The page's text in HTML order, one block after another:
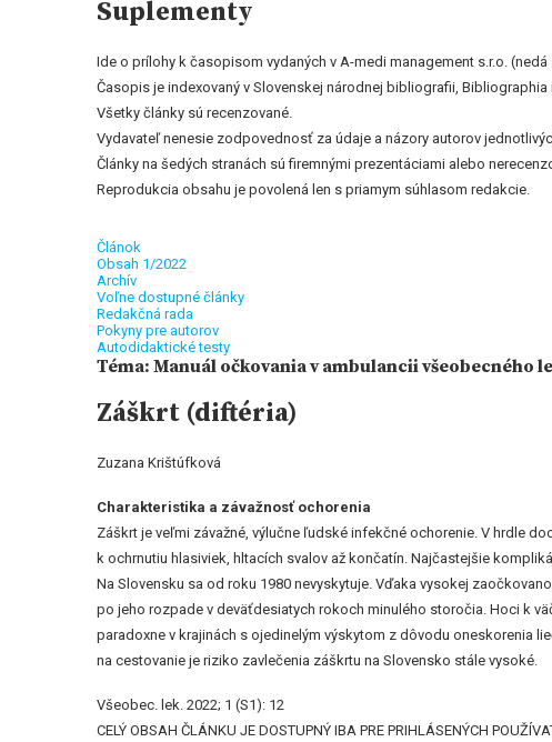
Suplementy
Ide o prílohy k časopisom vydaných v A-medi management s.r.o.
Časopis je indexovaný v Slovenskej národnej bibliografii,
Všetky články sú recenzované.
Vydavateľ nenesie zodpovednosť za údaje a názory autorov
Články na šedých stranách sú firemnými prezentáciami alebo
Reprodukcia obsahu je povolená len s priamym súhlasom redakcie.
Článok
Obsah 1/2022
Archív
Voľne dostupné články
Redakčná rada
Pokyny pre autorov
Autodidaktické testy
Téma: Manuál očkovania v ambulancii všeobecného
Záškrt (diftéria)
Zuzana Krištúfková
Charakteristika a závažnosť ochorenia
Záškrt je veľmi závažné, výlučne ľudské infekčné ochorenie. V hrdle
k ochrnutiu hlasiviek, hltacích svalov až končatín. Najčastejšie
Na Slovensku sa od roku 1980 nevyskytuje. Vďaka vysokej
po jeho rozpade v deväťdesiatych rokoch minulého storočia. Hoci k
paradoxne v krajinách s ojedinelým výskytom z dôvodu oneskorenia
na cestovanie je riziko zavlečenia záškrtu na Slovensko stále vysoké.
Všeobec. lek. 2022; 1 (S1): 12
CELÝ OBSAH ČLÁNKU JE DOSTUPNÝ IBA PRE PRIHLÁSENÝCH